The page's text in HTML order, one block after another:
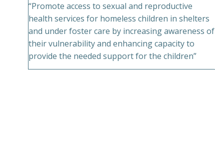
“Promote access to sexual and reproductive
health services for homeless children in shelters
and under foster care by increasing awareness of
their vulnerability and enhancing capacity to
provide the needed support for the children”